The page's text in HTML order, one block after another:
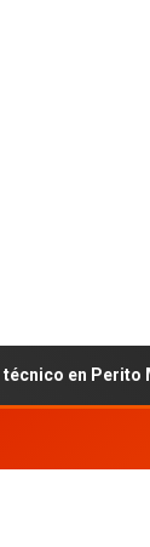
Perito Moreno